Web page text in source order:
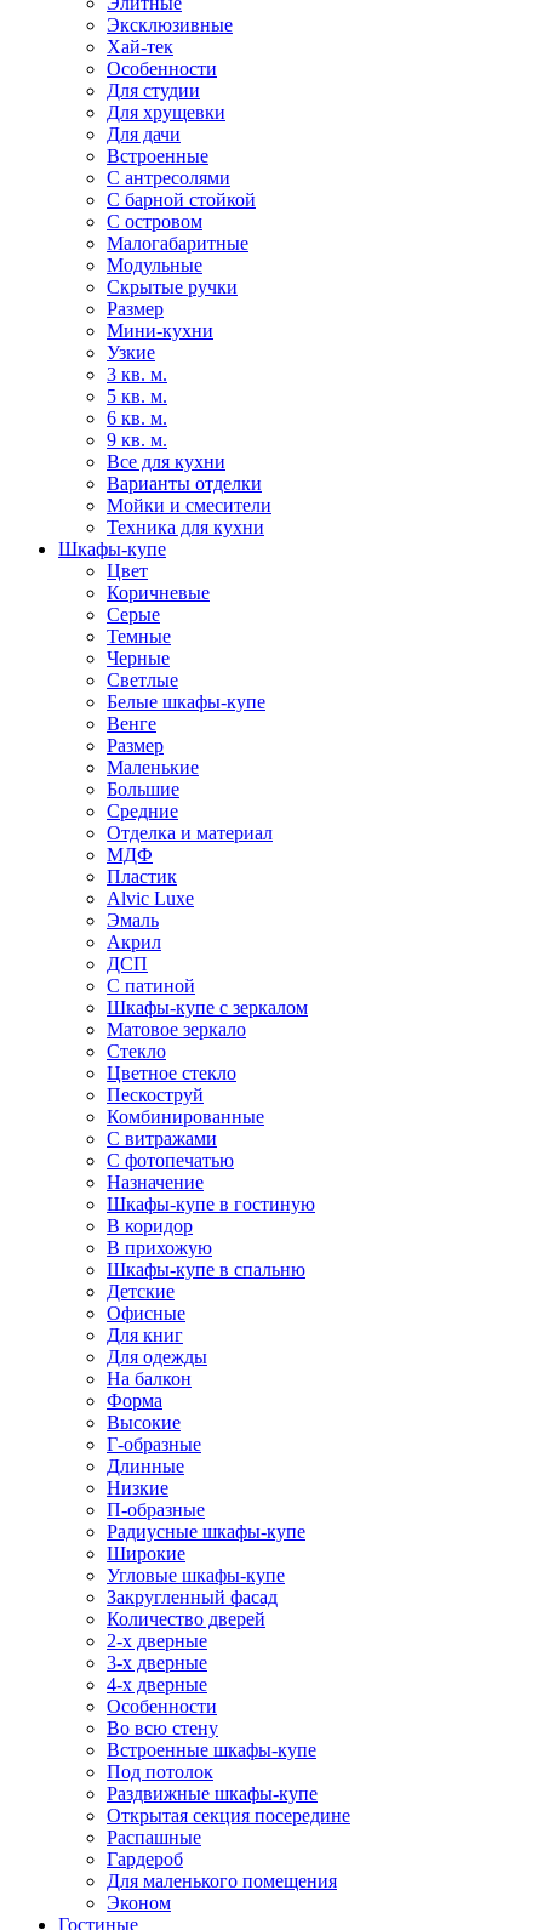
Эксклюзивные
Хай-тек
Особенности
Для студии
Для хрущевки
Для дачи
Встроенные
С антресолями
С барной стойкой
С островом
Малогабаритные
Модульные
Скрытые ручки
Размер
Мини-кухни
Узкие
3 кв. м.
5 кв. м.
6 кв. м.
9 кв. м.
Все для кухни
Варианты отделки
Мойки и смесители
Техника для кухни
Шкафы-купе
Цвет
Коричневые
Серые
Темные
Черные
Светлые
Белые шкафы-купе
Венге
Размер
Маленькие
Большие
Средние
Отделка и материал
МДФ
Пластик
Alvic Luxe
Эмаль
Акрил
ДСП
С патиной
Шкафы-купе с зеркалом
Матовое зеркало
Стекло
Цветное стекло
Пескоструй
Комбинированные
С витражами
С фотопечатью
Назначение
Шкафы-купе в гостиную
В коридор
В прихожую
Шкафы-купе в спальню
Детские
Офисные
Для книг
Для одежды
На балкон
Форма
Высокие
Г-образные
Длинные
Низкие
П-образные
Радиусные шкафы-купе
Широкие
Угловые шкафы-купе
Закругленный фасад
Количество дверей
2-х дверные
3-х дверные
4-х дверные
Особенности
Во всю стену
Встроенные шкафы-купе
Под потолок
Раздвижные шкафы-купе
Открытая секция посередине
Распашные
Гардероб
Для маленького помещения
Эконом
Гостиные